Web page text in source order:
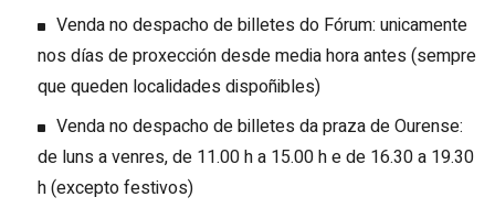
Venda no despacho de billetes do Fórum: unicamente
nos días de proxección desde media hora antes (sempre
que queden localidades dispoñibles)
Venda no despacho de billetes da praza de Ourense:
de luns a venres, de 11.00 h a 15.00 h e de 16.30 a 19.30
h (excepto festivos)